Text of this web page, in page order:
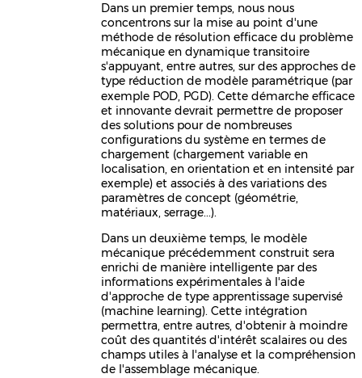
Dans un premier temps, nous nous
concentrons sur la mise au point d'une
méthode de résolution efficace du problème
mécanique en dynamique transitoire
s'appuyant, entre autres, sur des approches de
type réduction de modèle paramétrique (par
exemple POD, PGD). Cette démarche eﬃcace
et innovante devrait permettre de proposer
des solutions pour de nombreuses
conﬁgurations du système en termes de
chargement (chargement variable en
localisation, en orientation et en intensité par
exemple) et associés à des variations des
paramètres de concept (géométrie,
matériaux, serrage...).
Dans un deuxième temps, le modèle
mécanique précédemment construit sera
enrichi de manière intelligente par des
informations expérimentales à l'aide
d'approche de type apprentissage supervisé
(machine learning). Cette intégration
permettra, entre autres, d'obtenir à moindre
coût des quantités d'intérêt scalaires ou des
champs utiles à l'analyse et la compréhension
de l'assemblage mécanique.